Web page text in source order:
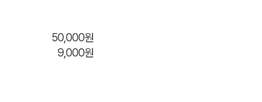
50,000원
9,000원